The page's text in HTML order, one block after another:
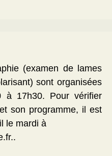
(examen de lames
sont organisées
à 17h30. Pour vérifier
et son programme, il est
le mardi à